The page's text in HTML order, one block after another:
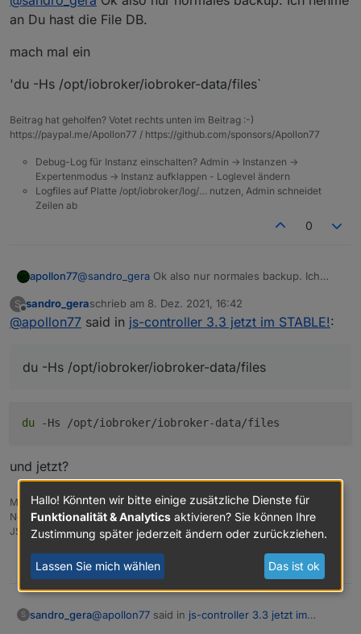
mache. Dann schaue ich das alle Adapter aktuell
update js:
sudo iob fix
sudo iob update
sudo iob start
an Du hast die File DB.
mach mal ein
'du -Hs /opt/iobroker/iobroker-data/files`
Beitrag hat geholfen? Votet rechts unten im Beitrag :-)
https://paypal.me/Apollon77 / https://github.com/sponsors/Apollon77
Debug-Log für Instanz einschalten? Admin -> Instanzen ->
Expertenmodus -> Instanz aufklappen - Loglevel ändern
Logfiles auf Platte /opt/iobroker/log/… nutzen, Admin schneidet
Zeilen ab
0
apollon77@sandro_gera Ok also nur normales backup. Ich
mach mal ein
S
Offline
sandro_geraschrieb am 8. Dez. 2021, 16:42
zuletzt editiert von
@apollon77 said in js-controller 3.3 jetzt im STABLE!:
du -Hs /opt/iobroker/iobroker-data/files
du -Hs /opt/iobroker/iobroker-data/files
und jetzt?
Master RPI4 8GB, Slave RPI3 1GB
Node.js v18.17.1, npm: 9.6.7,
JS-Controller: 5.0.16
0
S sandro_gera@apollon77 said in js-controller 3.3 jetzt im
Hallo! Könnten wir bitte einige zusätzliche Dienste für
Funktionalität & Analytics aktivieren? Sie können Ihre
Zustimmung später jederzeit ändern oder zurückziehen.
Lassen Sie mich wählen Das ist ok